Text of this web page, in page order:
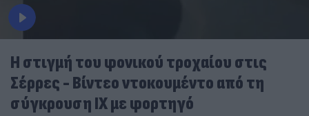
Η στιγμή του φονικού τροχαίου στις
Σέρρες - Βίντεο ντοκουμέντο από τη
σύγκρουση ΙΧ με φορτηγό